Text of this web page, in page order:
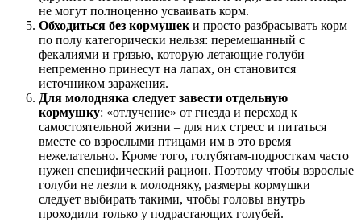
не могут полноценно усваивать корм.
Обходиться без кормушеки просто разбрасывать корм
по полу категорически нельзя: перемешанный с
фекалиями и грязью, которую летающие голуби
непременно принесут на лапах, он становится
источником заражения.
Для молодняка следует завести отдельную
кормушку: «отлучение» от гнезда и переход к
самостоятельной жизни – для них стресс и питаться
вместе со взрослыми птицами им в это время
нежелательно. Кроме того, голубятам-подросткам часто
нужен специфический рацион. Поэтому чтобы взрослые
голуби не лезли к молодняку, размеры кормушки
следует выбирать такими, чтобы головы внутрь
проходили только у подрастающих голубей.